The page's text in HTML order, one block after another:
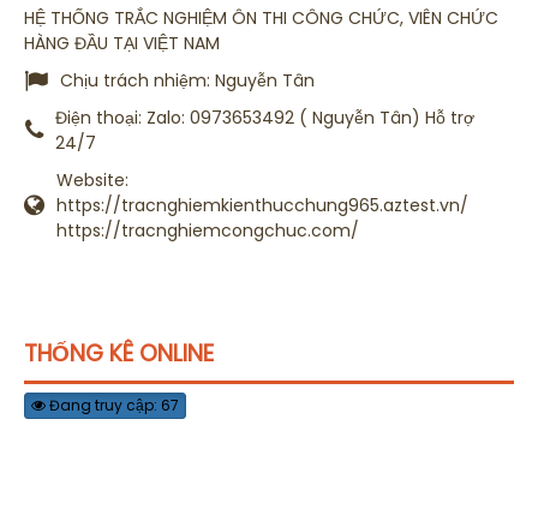
HỆ THỐNG TRẮC NGHIỆM ÔN THI CÔNG CHỨC, VIÊN CHỨC
HÀNG ĐẦU TẠI VIỆT NAM
Chịu trách nhiệm: Nguyễn Tân
Điện thoại: Zalo: 0973653492 ( Nguyễn Tân) Hỗ trợ
24/7
Website:
https://tracnghiemkienthucchung965.aztest.vn/
https://tracnghiemcongchuc.com/
THỐNG KÊ ONLINE
Đang truy cập: 67